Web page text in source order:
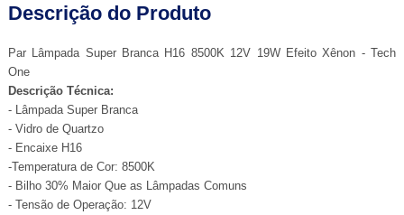
Descrição do Produto
Par Lâmpada Super Branca H16 8500K 12V 19W Efeito Xênon - Tech
One
Descrição Técnica:
- Lâmpada Super Branca
- Vidro de Quartzo
- Encaixe H16
-Temperatura de Cor: 8500K
- Bilho 30% Maior Que as Lâmpadas Comuns
- Tensão de Operação: 12V